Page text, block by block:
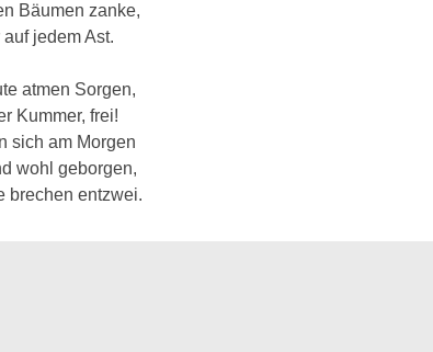
Bäumen zanke,
auf jedem Ast.
atmen Sorgen,
Kummer, frei!
sich am Morgen
wohl geborgen,
brechen entzwei.